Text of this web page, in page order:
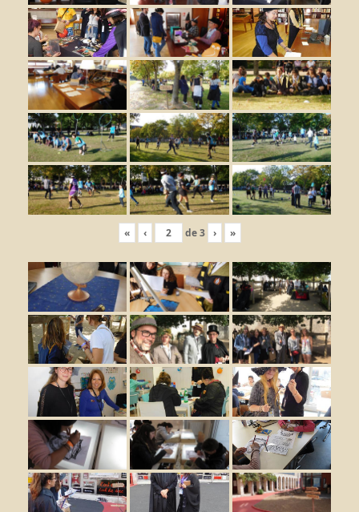
« ‹ de3 › »